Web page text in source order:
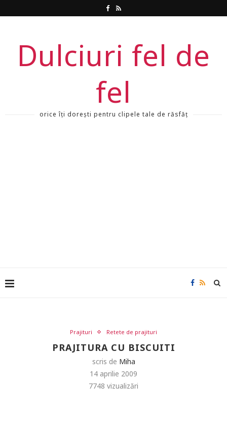
Dulciuri fel de
fel
orice îți dorești pentru clipele tale de răsfăț
Prajituri Retete de prajituri
PRAJITURA CU BISCUITI
scris de Miha
14 aprilie 2009
7748 vizualizări